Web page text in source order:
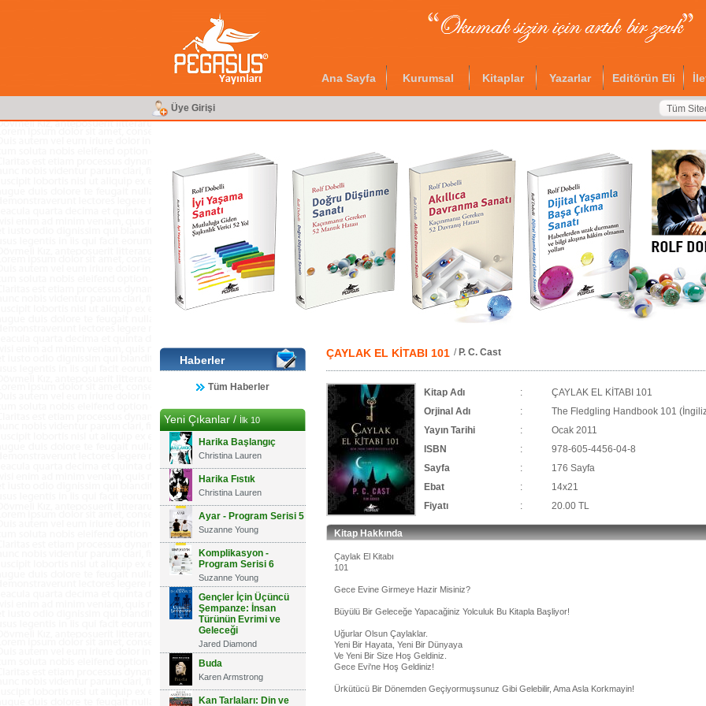
Ana Sayfa Kurumsal Kitaplar Yazarlar Editörün Eli
Tüm
Üye Girişi
Haberler
Tüm Haberler
Yeni Çıkanlar /İlk 10
Harika Başlangıç
Christina Lauren
Harika Fıstık
Christina Lauren
Ayar - Program Serisi 5
Suzanne Young
Komplikasyon -
Program Serisi 6
Suzanne Young
Gençler İçin Üçüncü
Şempanze: İnsan
Türünün Evrimi ve
Geleceği
Jared Diamond
Buda
Karen Armstrong
Kan Tarlaları: Din ve
ÇAYLAK EL KİTABI 101 / P. C. Cast
Kitap Adı :
ÇAYLAK EL KİTABI 101
Orjinal Adı
:
The Fledgling Handbook 101
Yayın Tarihi
:
Ocak 2011
ISBN
:
978-605-4456-04-8
Sayfa
:
176 Sayfa
Ebat
:
14x21
Fiyatı
: 20.00 TL
Kitap Hakkında
Çaylak El Kitabı
101
Gece Evine Girmeye Hazir Misiniz?
Büyülü Bir Geleceğe Yapacağiniz Yolculuk Bu Kitapla Başliyor!
Uğurlar Olsun Çaylaklar.
Yeni Bir Hayata, Yeni Bir Dünyaya
Ve Yeni Bir Size Hoş Geldiniz.
Gece Evi'ne Hoş Geldiniz!
Ürkütücü Bir Dönemden Geçiyormuşsunuz Gibi Gelebilir, Ama Asla Korkmayin!